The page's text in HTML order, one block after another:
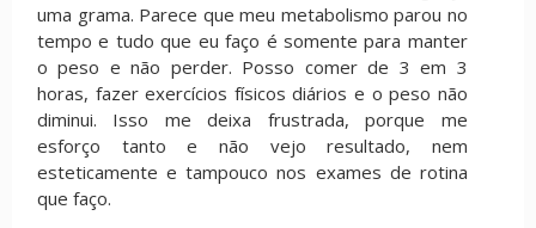
uma grama. Parece que meu metabolismo parou no
tempo e tudo que eu faço é somente para manter
o peso e não perder. Posso comer de 3 em 3
horas, fazer exercícios físicos diários e o peso não
diminui. Isso me deixa frustrada, porque me
esforço tanto e não vejo resultado, nem
esteticamente e tampouco nos exames de rotina
que faço.